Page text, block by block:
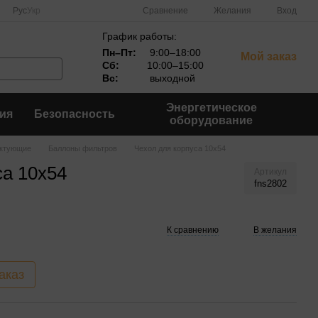
Рус Сравнение Желания Вход
График работы:
Пн–Пт:
9:00–18:00
Сб:
10:00–15:00
Вс:
выходной
Мой заказ
Безопасность
Энергетическое
оборудование
Баллоны фильтров Чехол для корпуса 10x54
10x54 fns2802
К сравнению В желания